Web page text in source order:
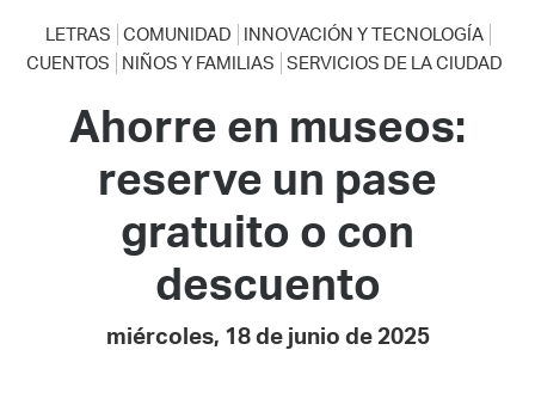
LETRAS COMUNIDAD
INNOVACIÓN Y TECNOLOGÍA
CUENTOS
NIÑOS Y FAMILIAS SERVICIOS DE LA CIUDAD
Ahorre en museos:
reserve un pase
gratuito o con
descuento
miércoles, 18 de junio de 2025